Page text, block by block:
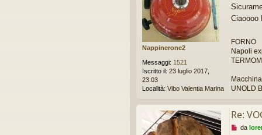
Nappinerone2
Messaggi: 1521
Iscritto il: 23 luglio 2017,
23:03
Località: Vibo Valentia Marina
s
a
i
o
d
l
e
g
e
e
Ciaoooo
FORNO
Napoli
UNOLD
Re:
M
da